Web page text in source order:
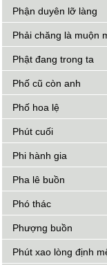
Phận duyên lỡ làng
Phải chăng là muộn
Phật đang trong ta
Phố cũ còn anh
Phố hoa lệ
Phút cuối
Phi hành gia
Pha lê buồn
Phó thác
Phượng buồn
Phút xao lòng định